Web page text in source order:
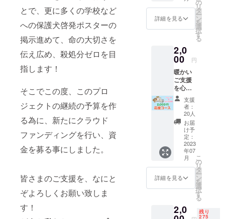
とで、更に多くの学校など
への保護犬啓発ポスターの
掲示進めて、命の大切さを
伝え広め、殺処分ゼロを目
指します！
そこでこの度、このプロ
ジェクトの継続の予算を作
る為に、新たにクラウド
ファンディングを行い、資
金を募る事にしました。
皆さまのご支援を、なにと
ぞよろしくお願い致しま
す！
当てさ
せてい
ただき
ます！
受け取
り無し)
・サン
クス
メール
詳細を見る
の
リ
タ
ー
ン
を
選
択
す
る
2,0
00 円
暖かい
ご支援
を心か
ら感謝
いたし
ます！
ご支援
の全て
をポス
ターの
製作と
掲示に
当てさ
せてい
ただき
ます！
受け取
り無し)
支援
者：
20人
お届
け予
定：
2023
年07
月
詳細を見る
こ
の
リ
タ
ー
ン
を
選
択
す
る
2,0 残り
275